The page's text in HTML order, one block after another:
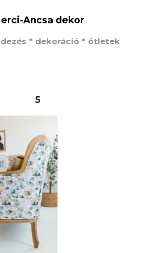
Ancsa dekor
* dekoráció * ötletek
5